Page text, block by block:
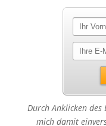
Durch Anklicken
mich damit